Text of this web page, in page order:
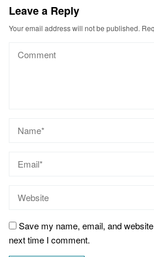
Leave a Reply
Your email address will not be published.
Save my name, email, and
next time I comment.